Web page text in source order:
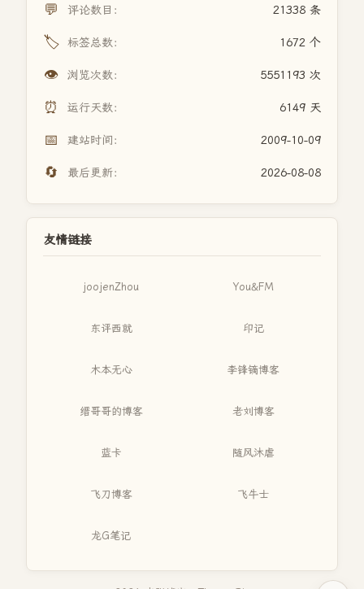
💬 评论数目： 21338 条
🏷️ 标签总数： 1672 个
👁️ 浏览次数： 5551193 次
⏰ 运行天数： 6149 天
📅 建站时间： 2009-10-09
🔄 最后更新： 2026-08-08
友情链接
joojenZhou You&FM
东评西就 印记
木本无心 李锋镝博客
缙哥哥的博客 老刘博客
蓝卡 随风沐虐
飞刀博客 飞牛士
龙G笔记